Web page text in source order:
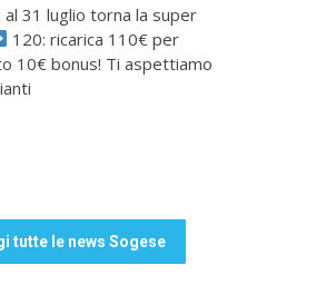
al 31 luglio torna la super
120: ricarica 110€ per
10€ bonus! Ti aspettiamo
tutte le news Sogese